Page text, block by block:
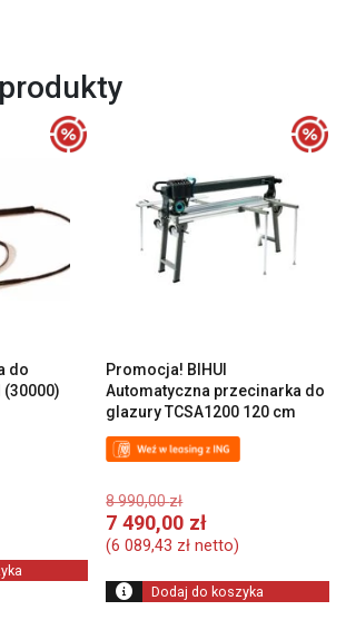
do
Aktualna
cena
wynosi:
6
562,00 zł.
Promocja! BIHUI
Automatyczna przecinarka do
glazury TCSA1200 120 cm
8 990,00złPierwotna
cena
wynosiła:
990,00 zł.
7 490,00 zł
7
(6 089,43 zł netto)
Dodaj do koszyka